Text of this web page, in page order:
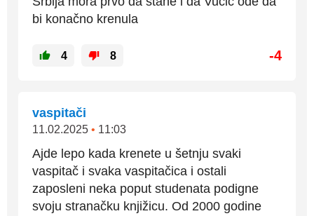
bi konačno krenula
4 8 -4
vaspitači
11.02.2025 • 11:03
Ajde lepo kada krenete u šetnju svaki
vaspitač i svaka vaspitačica i ostali
zaposleni neka poput studenata podigne
svoju stranačku knjižicu. Od 2000 godine